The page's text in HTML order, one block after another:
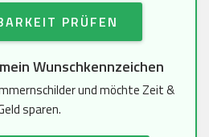
PRÜFEN
Wunschkennzeichen
und möchte Zeit &
sparen.